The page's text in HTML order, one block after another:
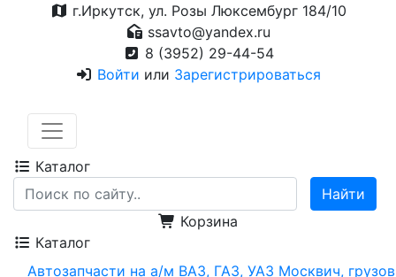
г.Иркутск, ул. Розы Люксембург 184/10
ssavto@yandex.ru
8 (3952) 29-44-54
Войти или Зарегистрироваться
Каталог
Корзина
Каталог
Автозапчасти на а/м ВАЗ, ГАЗ, УАЗ Москвич,